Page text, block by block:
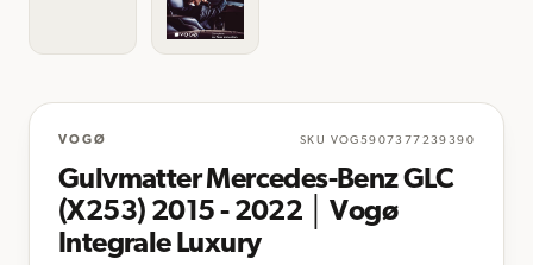
VOGØ SKU VOG5907377239390
Gulvmatter Mercedes-Benz GLC
(X253) 2015 - 2022 │ Vogø
Integrale Luxury